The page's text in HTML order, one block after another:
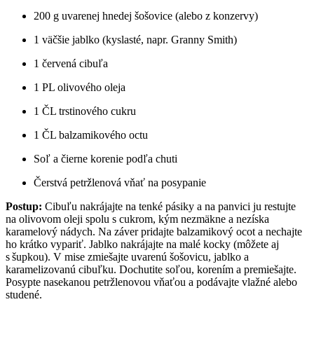
200 g uvarenej hnedej šošovice (alebo z konzervy)
1 väčšie jablko (kyslasté, napr. Granny Smith)
1 červená cibuľa
1 PL olivového oleja
1 ČL trstinového cukru
1 ČL balzamikového octu
Soľ a čierne korenie podľa chuti
Čerstvá petržlenová vňať na posypanie
Postup: Cibuľu nakrájajte na tenké pásiky a na panvici ju restujte
na olivovom oleji spolu s cukrom, kým nezmäkne a nezíska
karamelový nádych. Na záver pridajte balzamikový ocot a nechajte
ho krátko vypariť. Jablko nakrájajte na malé kocky (môžete aj
s šupkou). V mise zmiešajte uvarenú šošovicu, jablko a
karamelizovanú cibuľku. Dochutite soľou, korením a premiešajte.
Posypte nasekanou petržlenovou vňaťou a podávajte vlažné alebo
studené.